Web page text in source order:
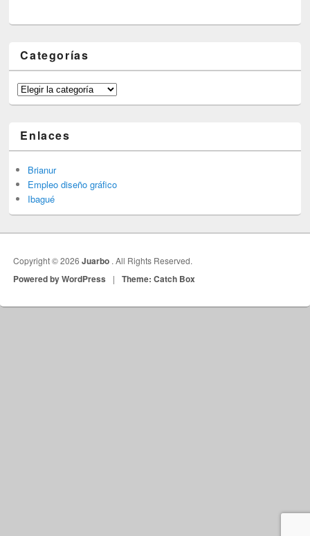
Categorías
Categorías
Enlaces
Brianur
Empleo diseño gráfico
Ibagué
Copyright © 2026Juarbo . All Rights Reserved.
Powered by WordPress | Theme: Catch Box